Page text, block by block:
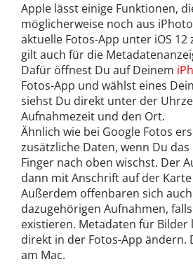
Apple lässt einige Funktionen,
möglicherweise noch aus
aktuelle Fotos-App unter iOS 12
gilt auch für die
Dafür öffnest Du auf Deinem
Fotos-App und wählst eines
siehst Du direkt unter der
Aufnahmezeit und den Ort.
Ähnlich wie bei Google Fotos
zusätzliche Daten, wenn Du
Finger nach oben wischst. Der
dann mit Anschrift auf der
Außerdem offenbaren sich
dazugehörigen Aufnahmen,
existieren. Metadaten für Bilder
direkt in der Fotos-App ändern.
am Mac.